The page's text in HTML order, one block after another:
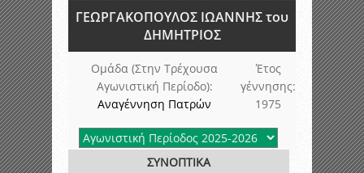
ΓΕΩΡΓΑΚΟΠΟΥΛΟΣ ΙΩΑΝΝΗΣ του
ΔΗΜΗΤΡΙΟΣ
Ομάδα (Στην Τρέχουσα
Αγωνιστική Περίοδο):
Αναγέννηση Πατρών
Έτος
γέννησης:
1975
ΣΥΝΟΠΤΙΚΑ